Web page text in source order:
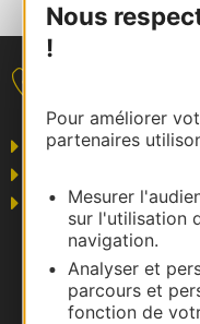
Nous
!
Pour améliorer
partenaires
Mesurer
sur l'utilisation
navigation.
Analyser et
parcours et
fonction de
Grand public
Pros du